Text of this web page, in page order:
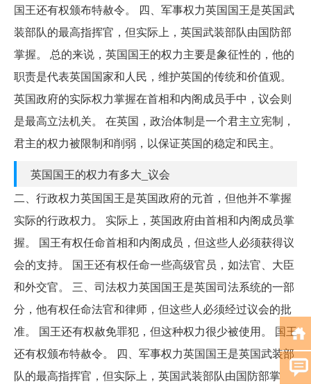
国王还有权颁布特赦令。 四、军事权力英国国王是英国武
装部队的最高指挥官，但实际上，英国武装部队由国防部
掌握。 总的来说，英国国王的权力主要是象征性的，他的
职责是代表英国国家和人民，维护英国的传统和价值观。
英国政府的实际权力掌握在首相和内阁成员手中，议会则
是最高立法机关。 在英国，政治体制是一个君主立宪制，
君主的权力被限制和削弱，以保证英国的稳定和民主。
英国国王的权力有多大_议会
二、行政权力英国国王是英国政府的元首，但他并不掌握
实际的行政权力。 实际上，英国政府由首相和内阁成员掌
握。 国王有权任命首相和内阁成员，但这些人必须获得议
会的支持。 国王还有权任命一些高级官员，如法官、大臣
和外交官。 三、司法权力英国国王是英国司法系统的一部
分，他有权任命法官和律师，但这些人必须经过议会的批
准。 国王还有权赦免罪犯，但这种权力很少被使用。 国王
还有权颁布特赦令。 四、军事权力英国国王是英国武装部
队的最高指挥官，但实际上，英国武装部队由国防部掌